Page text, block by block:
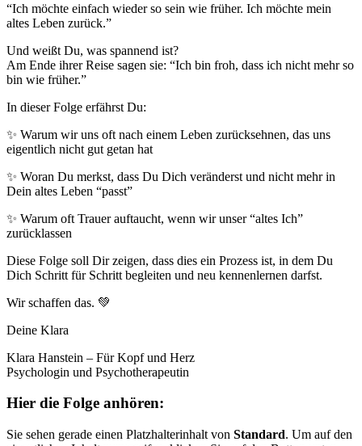
“Ich möchte einfach wieder so sein wie früher. Ich möchte mein
altes Leben zurück.”
Und weißt Du, was spannend ist?
Am Ende ihrer Reise sagen sie: “Ich bin froh, dass ich nicht mehr so
bin wie früher.”
In dieser Folge erfährst Du:
✨ Warum wir uns oft nach einem Leben zurücksehnen, das uns
eigentlich nicht gut getan hat
✨ Woran Du merkst, dass Du Dich veränderst und nicht mehr in
Dein altes Leben “passt”
✨ Warum oft Trauer auftaucht, wenn wir unser “altes Ich”
zurücklassen
Diese Folge soll Dir zeigen, dass dies ein Prozess ist, in dem Du
Dich Schritt für Schritt begleiten und neu kennenlernen darfst.
Wir schaffen das. 💚
Deine Klara
Klara Hanstein – Für Kopf und Herz
Psychologin und Psychotherapeutin
Hier die Folge anhören:
Sie sehen gerade einen Platzhalterinhalt von Standard. Um auf den